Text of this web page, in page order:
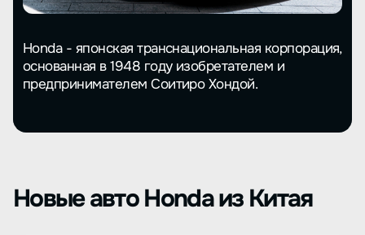
Honda - японская транснациональная корпорация,
основанная в 1948 году изобретателем и
предпринимателем Соитиро Хондой.
Новые авто Honda из Китая